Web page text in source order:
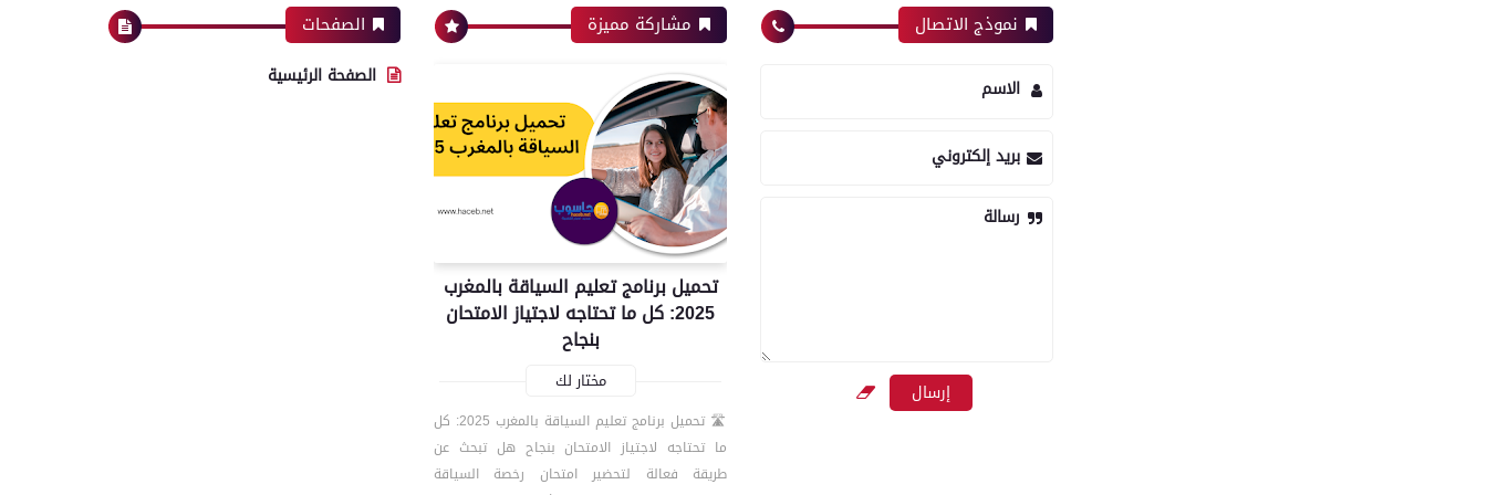
نموذج الاتصال
الاسم
بريد إلكتروني
رسالة
مشاركة مميزة
تحميل برنامج تعليم السياقة بالمغرب
2025: كل ما تحتاجه لاجتياز الامتحان
بنجاح
مختار لك
🛣️ تحميل برنامج تعليم السياقة بالمغرب 2025: كل
ما تحتاجه لاجتياز الامتحان بنجاح هل تبحث عن
طريقة فعالة لتحضير امتحان رخصة السياقة
الصفحات
الصفحة الرئيسية